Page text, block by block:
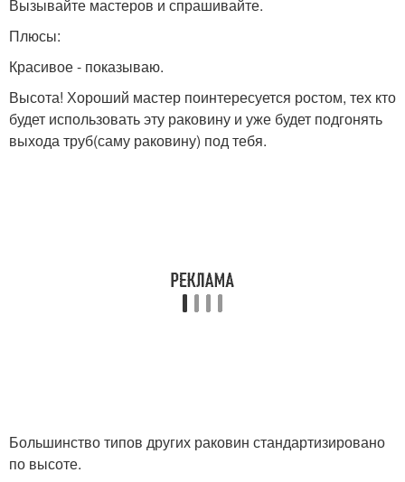
Вызывайте мастеров и спрашивайте.
Плюсы:
Красивое - показываю.
Высота! Хороший мастер поинтересуется ростом, тех кто
будет использовать эту раковину и уже будет подгонять
выхода труб(саму раковину) под тебя.
Большинство типов других раковин стандартизировано
по высоте.